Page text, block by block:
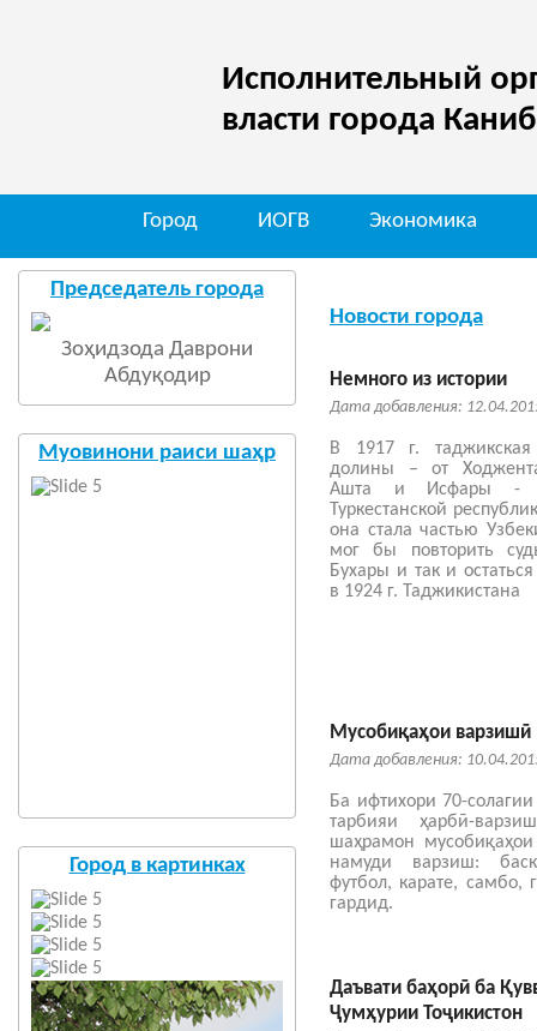
Исполнительный
власти города
Город ИОГВ Экономика
Председатель города
Зоҳидзода Даврони
Абдуқодир
Муовинони раиси шаҳр
Город в картинках
Новости города
Немного из истории
Дата добавления:
В 1917 г. таджикская
долины – от
Ашта и Исфары -
Туркестанской
она стала частью
мог бы повторить
Бухары и так и
в 1924 г. Таджикистана
Мусобиқаҳои варзишӣ
Дата добавления:
Ба ифтихори 70-
тарбияи ҳарбӣ-
шаҳрамон
намуди варзиш:
футбол, карате, самбо,
гардид.
Даъвати баҳорӣ ба
Ҷумҳурии Тоҷикистон